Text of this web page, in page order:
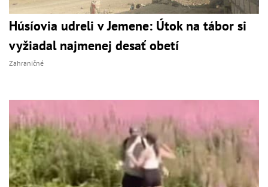
Húsíovia udreli v Jemene: Útok na tábor si
vyžiadal najmenej desať obetí
Zahraničné